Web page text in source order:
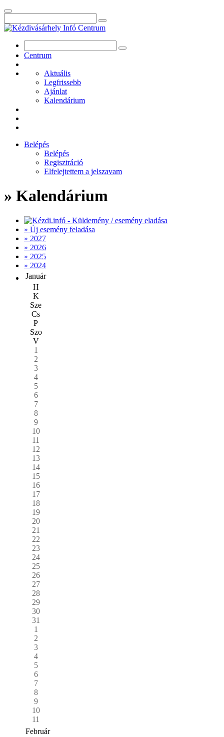
Centrum
Aktuális
Legfrissebb
Ajánlat
Kalendárium
Belépés
Belépés
Regisztráció
Elfelejtettem a jelszavam
» Kalendárium
» Új esemény feladása
» 2027
» 2026
» 2025
» 2024
Január
H
K
Sze
Cs
P
Szo
V
1
2
3
4
5
6
7
8
9
10
11
12
13
14
15
16
17
18
19
20
21
22
23
24
25
26
27
28
29
30
31
1
2
3
4
5
6
7
8
9
10
11
Február